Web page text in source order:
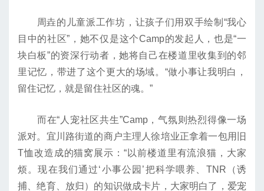
周垚的儿童派工作坊，让孩子们用双手绘制“我心
目中的社区”，她不仅是这个Camp的发起人，也是“一
块白板”的资深行动者，她将自己在楼道里收集到的邻
里记忆，带进了这个更大的场域。“做小事让我明白，
留住记忆，就是留住社区的魂。”
而在“人宠社区共生”Camp，气氛则热烈得像一场
派对。宜川路街道的商户主理人徐培业正拿着一包用旧
T恤改造成的猫窝展示：“以前楼道里有流浪猫，大家
烦。现在我们通过‘小事公园’把科学喂养、TNR（诱
捕、绝育、放归）的知识做成卡片，大家明白了，爱宠